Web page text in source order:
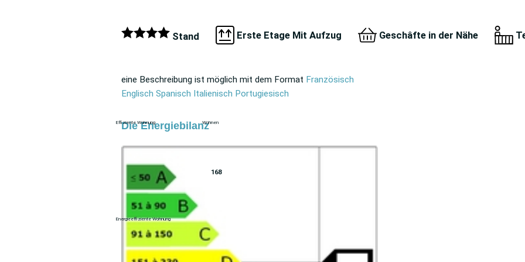
Stand Erste Etage Mit Aufzug Geschâfte in der Nähe
eine Beschreibung ist möglich mit dem Format Französisch
Englisch Spanisch Italienisch Portugiesisch
Die Energiebilanz
168
Effiziente Wohnung Wohnen
Energieeffiziente Wohnung